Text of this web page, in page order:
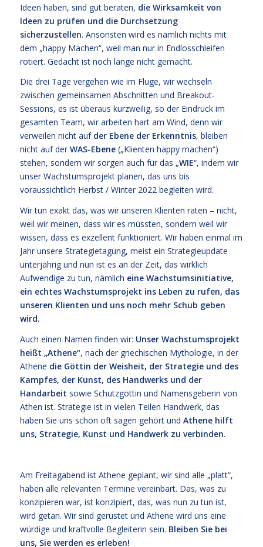
Ideen haben, sind gut beraten, die Wirksamkeit von
Ideen zu prüfen und die Durchsetzung
sicherzustellen. Ansonsten wird es nämlich nichts mit
dem „happy Machen“, weil man nur in Endlosschleifen
rotiert. Gedacht ist noch lange nicht gemacht.
Die drei Tage vergehen wie im Fluge, wir wechseln
zwischen gemeinsamen Abschnitten und Breakout-
Sessions, es ist überaus kurzweilig, so der Eindruck im
gesamten Team, wir arbeiten hart am Wind, denn wir
verweilen nicht auf der Ebene der Erkenntnis, bleiben
nicht auf der WAS-Ebene(„Klienten happy machen“)
stehen, sondern wir sorgen auch für das „WIE“, indem wir
unser Wachstumsprojekt planen, das uns bis
voraussichtlich Herbst / Winter 2022 begleiten wird.
Wir tun exakt das, was wir unseren Klienten raten – nicht,
weil wir meinen, dass wir es müssten, sondern weil wir
wissen, dass es exzellent funktioniert. Wir haben einmal im
Jahr unsere Strategietagung, meist ein Strategieupdate
unterjährig und nun ist es an der Zeit, das wirklich
Aufwendige zu tun, nämlich eine Wachstumsinitiative,
ein echtes Wachstumsprojekt ins Leben zu rufen, das
unseren Klienten und uns noch mehr Schub geben
wird.
Auch einen Namen finden wir: Unser Wachstumsprojekt
heißt „Athene“, nach der griechischen Mythologie, in der
Athene die Göttin der Weisheit, der Strategie und des
Kampfes, der Kunst, des Handwerks und der
Handarbeit sowie Schutzgöttin und Namensgeberin von
Athen ist. Strategie ist in vielen Teilen Handwerk, das
haben Sie uns schon oft sagen gehört und Athene hilft
uns, Strategie, Kunst und Handwerk zu verbinden.
Am Freitagabend ist Athene geplant, wir sind alle „platt“,
haben alle relevanten Termine vereinbart. Das, was zu
konzipieren war, ist konzipiert, das, was nun zu tun ist,
wird getan. Wir sind gerüstet und Athene wird uns eine
würdige und kraftvolle Begleiterin sein. Bleiben Sie bei
uns, Sie werden es erleben!